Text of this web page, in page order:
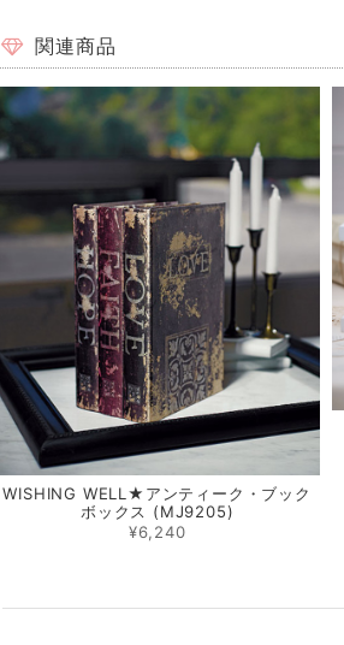
関連商品
WISHING WELL★アンティーク・ブック
ボックス (MJ9205)
¥6,240